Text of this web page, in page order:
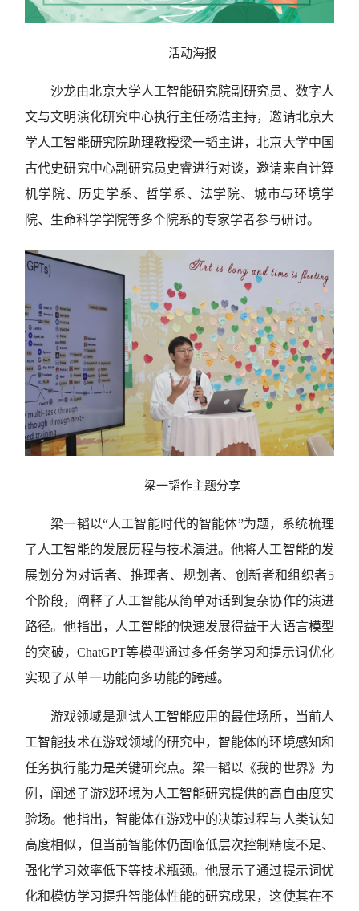
活动海报
沙龙由北京大学人工智能研究院副研究员、数字人
文与文明演化研究中心执行主任杨浩主持，邀请北京大
学人工智能研究院助理教授梁一韬主讲，北京大学中国
古代史研究中心副研究员史睿进行对谈，邀请来自计算
机学院、历史学系、哲学系、法学院、城市与环境学
院、生命科学学院等多个院系的专家学者参与研讨。
梁一韬作主题分享
梁一韬以“人工智能时代的智能体”为题，系统梳理
了人工智能的发展历程与技术演进。他将人工智能的发
展划分为对话者、推理者、规划者、创新者和组织者5
个阶段，阐释了人工智能从简单对话到复杂协作的演进
路径。他指出，人工智能的快速发展得益于大语言模型
的突破，ChatGPT等模型通过多任务学习和提示词优化
实现了从单一功能向多功能的跨越。
游戏领域是测试人工智能应用的最佳场所，当前人
工智能技术在游戏领域的研究中，智能体的环境感知和
任务执行能力是关键研究点。梁一韬以《我的世界》为
例，阐述了游戏环境为人工智能研究提供的高自由度实
验场。他指出，智能体在游戏中的决策过程与人类认知
高度相似，但当前智能体仍面临低层次控制精度不足、
强化学习效率低下等技术瓶颈。他展示了通过提示词优
化和模仿学习提升智能体性能的研究成果，这使其在不